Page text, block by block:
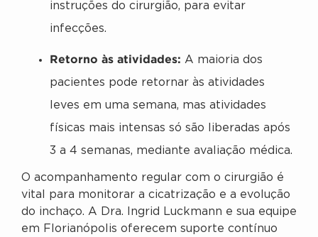
instruções do cirurgião, para evitar
infecções.
Retorno às atividades: A maioria dos
pacientes pode retornar às atividades
leves em uma semana, mas atividades
físicas mais intensas só são liberadas após
3 a 4 semanas, mediante avaliação médica.
O acompanhamento regular com o cirurgião é
vital para monitorar a cicatrização e a evolução
do inchaço. A Dra. Ingrid Luckmann e sua equipe
em Florianópolis oferecem suporte contínuo